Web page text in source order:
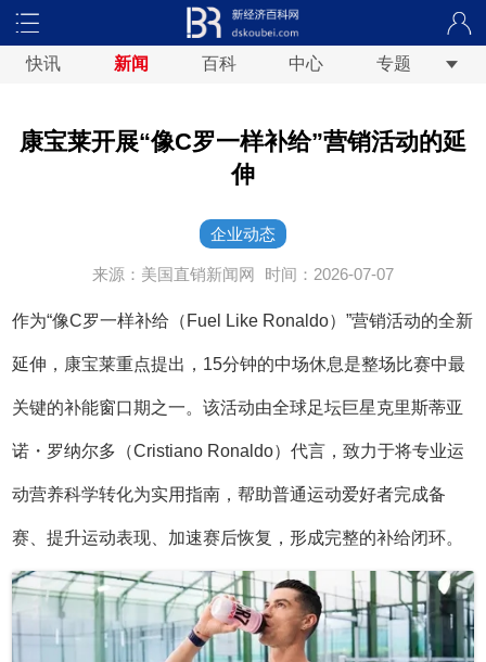
快讯 新闻 百科 中心 专题
康宝莱开展“像C罗一样补给”营销活动的延
伸
企业动态
来源：美国直销新闻网 时间：2026-07-07
作为“像C罗一样补给（Fuel Like Ronaldo）”营销活动的全新
延伸，康宝莱重点提出，15分钟的中场休息是整场比赛中最
关键的补能窗口期之一。该活动由全球足坛巨星克里斯蒂亚
诺・罗纳尔多（Cristiano Ronaldo）代言，致力于将专业运
动营养科学转化为实用指南，帮助普通运动爱好者完成备
赛、提升运动表现、加速赛后恢复，形成完整的补给闭环。